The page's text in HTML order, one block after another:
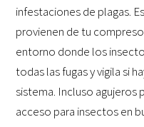
infestaciones de plagas.
provienen de tu
entorno donde los
todas las fugas y vigila si
sistema. Incluso agujeros
acceso para insectos en